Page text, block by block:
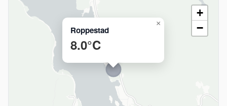
Roppestad
8.0°C
×
+
−